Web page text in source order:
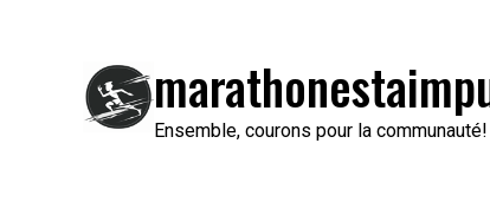
Ensemble, courons pour la communauté!